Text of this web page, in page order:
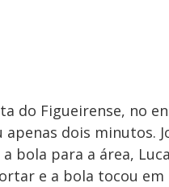
do Figueirense, no
apenas dois minutos.
bola para a área,
e a bola tocou em